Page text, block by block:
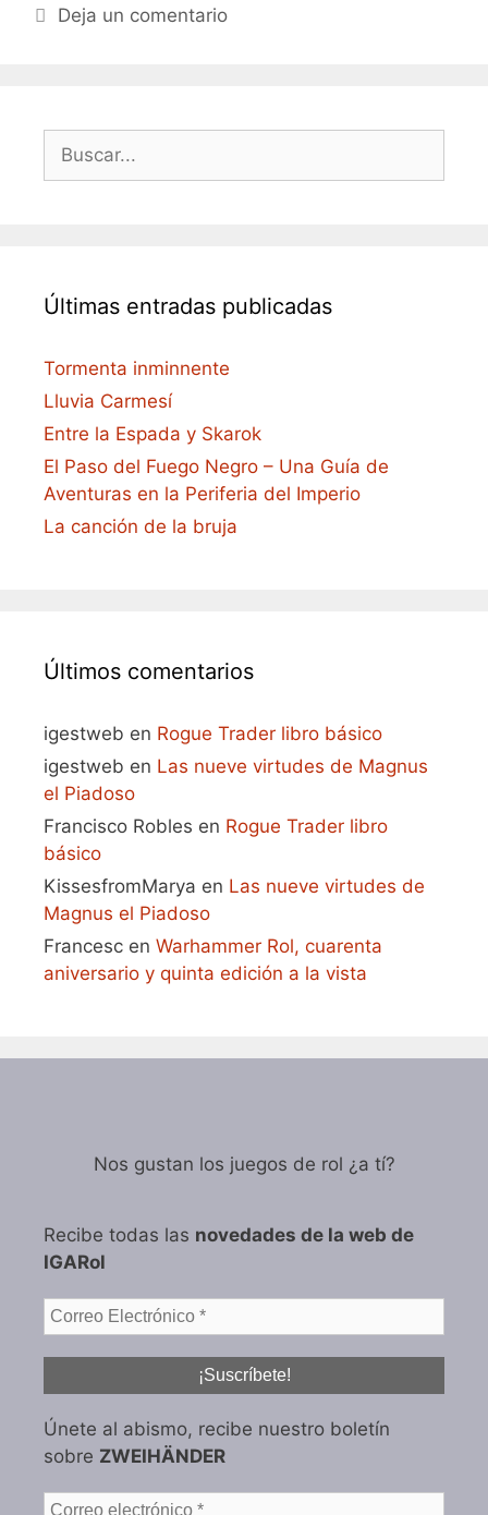
Deja un comentario
Últimas entradas publicadas
Tormenta inminnente
Lluvia Carmesí
Entre la Espada y Skarok
El Paso del Fuego Negro – Una Guía de
Aventuras en la Periferia del Imperio
La canción de la bruja
Últimos comentarios
igestweb en Rogue Trader libro básico
igestweb en Las nueve virtudes de Magnus
el Piadoso
Francisco Robles en Rogue Trader libro
básico
KissesfromMarya en Las nueve virtudes de
Magnus el Piadoso
Francesc en Warhammer Rol, cuarenta
aniversario y quinta edición a la vista
Nos gustan los juegos de rol ¿a tí?
Recibe todas las novedades de la web de
IGARol
Únete al abismo, recibe nuestro boletín
sobre ZWEIHÄNDER